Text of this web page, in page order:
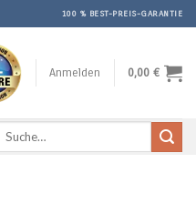
100 % BEST-PREIS-GARANTIE
Anmelden 0,00 €
Suche